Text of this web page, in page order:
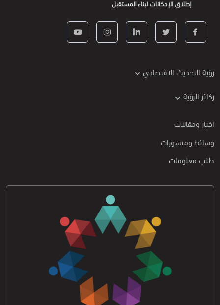
رؤية التحديث الاقتصادي
ركائز الرؤية
اخبار ومقالات
وسائط ومنشورات
طلب معلومات